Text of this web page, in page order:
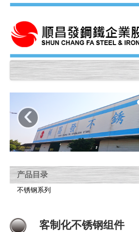
产品目录
生产设备
产品规范&化学成份
‹
产品目录
不锈钢系列
客制化不锈钢组件